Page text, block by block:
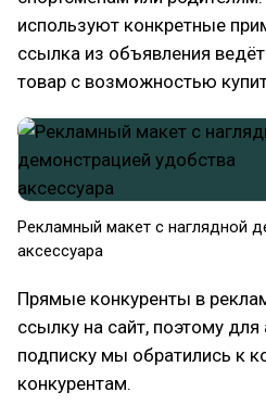
используют конкретные
ссылка из объявления
товар с возможностью
Рекламный макет с наглядной
аксессуара
Прямые конкуренты в
ссылку на сайт, поэтому
подписку мы обратились к
конкурентам.